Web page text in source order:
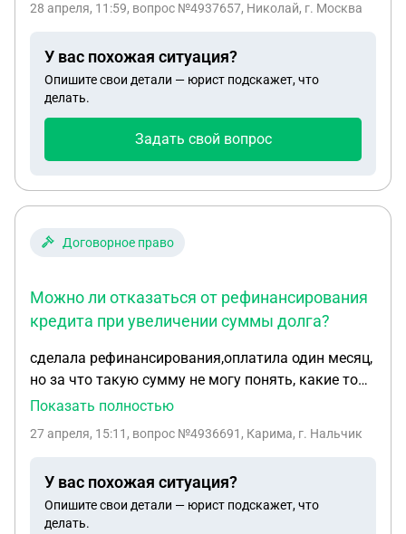
муниципальной земле, кадастровая карта не
район земель) для выращивания овощных
культур. На данной территории в дальнейшем (в
2006 г.) возведен объект капитального
(например, путем заключения договора аренды с
Аукцион в данном случае обязателен? 2. Если да,
что меня заставят снести ОКС (дачный домик)? 4.
Рядом имеется СНТ (могу ли я каким то образом
если можно, в целом описать алгоритм моих
действий. Заранее спасибо.
28 апреля, 11:59, вопрос №4937657, Николай, г. Москва
У вас похожая ситуация?
Опишите свои детали — юрист подскажет, что
делать.
Задать свой вопрос
Договорное право
Можно ли отказаться от рефинансирования
кредита при увеличении суммы долга?
сделала рефинансирования,оплатила один месяц,
но за что такую сумму не могу понять, какие то
другие кредиты приписали, сумма моего долга
150тыс. Не знаю можно отказаться.
Показать полностью
27 апреля, 15:11 , вопрос №4936691, Карима, г. Нальчик
У вас похожая ситуация?
Опишите свои детали — юрист подскажет, что
делать.